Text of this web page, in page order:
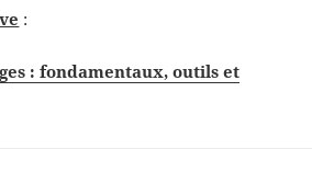
:
: fondamentaux, outils et